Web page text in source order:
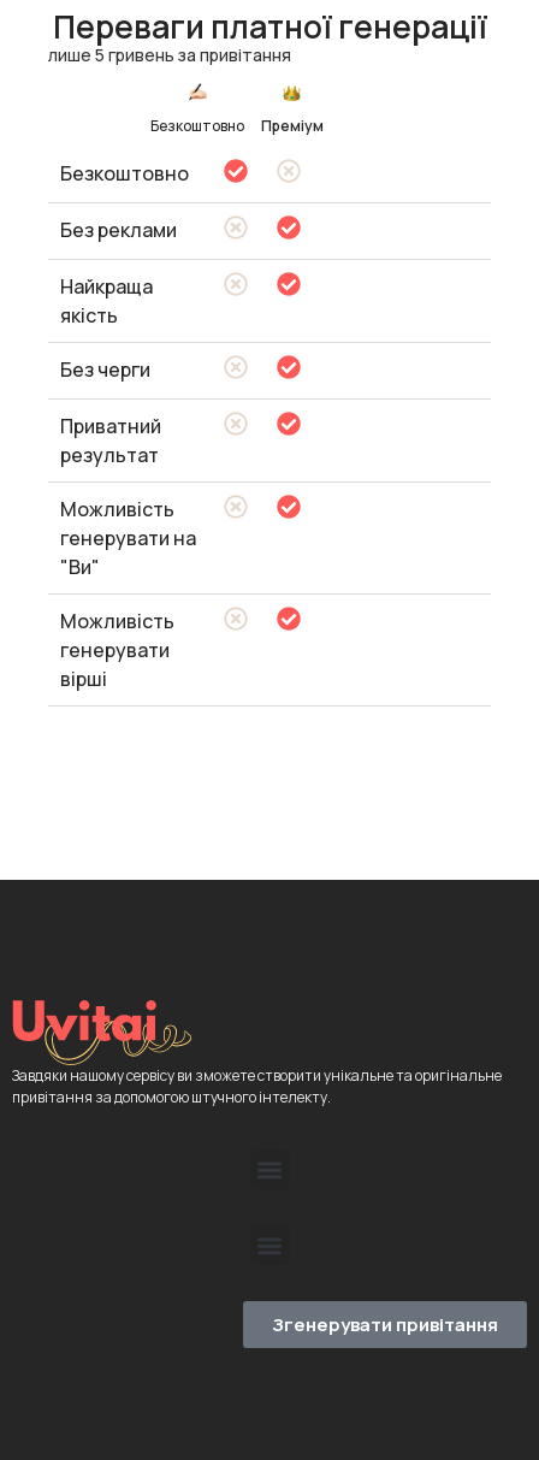
Переваги платної генерації
лише 5 гривень за привітання
Безкоштовно Преміум
Безкоштовно
Без реклами
Найкраща
якість
Без черги
Приватний
результат
Можливість
генерувати на
"Ви"
Можливість
генерувати
вірші
Завдяки нашому сервісу ви зможете створити унікальне та оригінальне
привітання за допомогою штучного інтелекту.
Згенерувати привітання